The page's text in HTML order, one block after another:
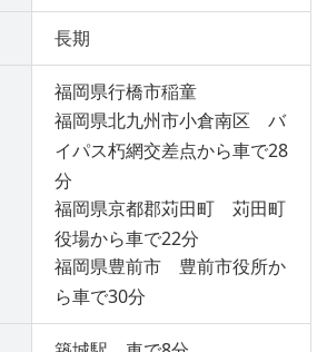
長期
福岡県行橋市稲童
福岡県北九州市小倉南区 バ
イパス朽網交差点から車で28
分
福岡県京都郡苅田町 苅田町
役場から車で22分
福岡県豊前市 豊前市役所か
ら車で30分